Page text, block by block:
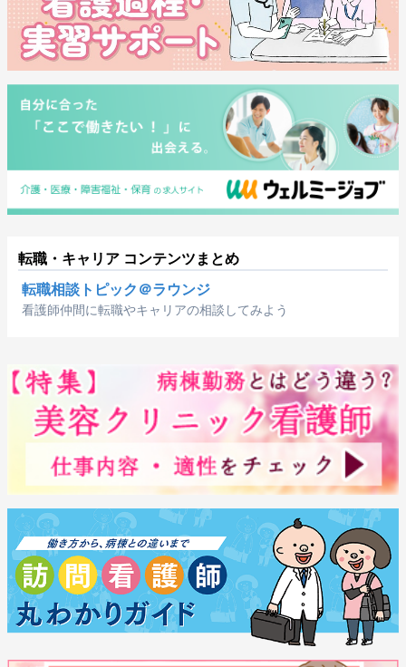
転職・キャリア コンテンツまとめ
転職相談トピック＠ラウンジ
看護師仲間に転職やキャリアの相談してみよう